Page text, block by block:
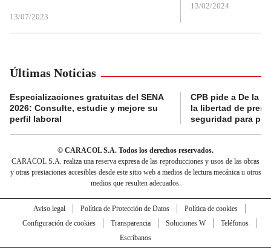
13/07/2023
13/02/2024
Últimas Noticias
Especializaciones gratuitas del SENA
2026: Consulte, estudie y mejore su
perfil laboral
CPB pide a De la
la libertad de
seguridad para
© CARACOL S.A. Todos los derechos reservados.
CARACOL S.A. realiza una reserva expresa de las reproducciones y usos de las obras
y otras prestaciones accesibles desde este sitio web a medios de lectura mecánica u otros
medios que resulten adecuados.
Aviso legal Política de Protección de Datos
Política de cookies
Configuración de cookies
Transparencia Soluciones W
Teléfonos
Escríbanos